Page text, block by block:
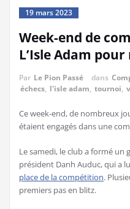
19 mars 2023
Week-end de
L’Isle Adam
Par Le Pion Passé dans
échecs, l'isle adam, tournoi,
Ce week-end, de nombreux
étaient engagés dans une
Le samedi, le club a formé
président Danh Auduc, qui a
place de la compétition.
premiers pas en blitz.